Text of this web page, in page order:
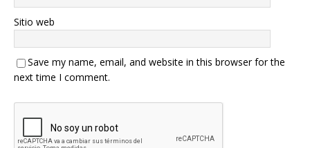
Sitio web
Save my name, email, and website in this browser for the
next time I comment.